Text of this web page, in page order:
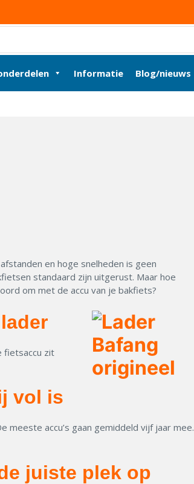
Informatie Blog/nieuws
en hoge snelheden is geen
standaard zijn uitgerust. Maar hoe
om met de accu van je bakfiets?
fietsaccu zit
vol is
meeste accu’s gaan gemiddeld vijf jaar mee.
juiste plek op